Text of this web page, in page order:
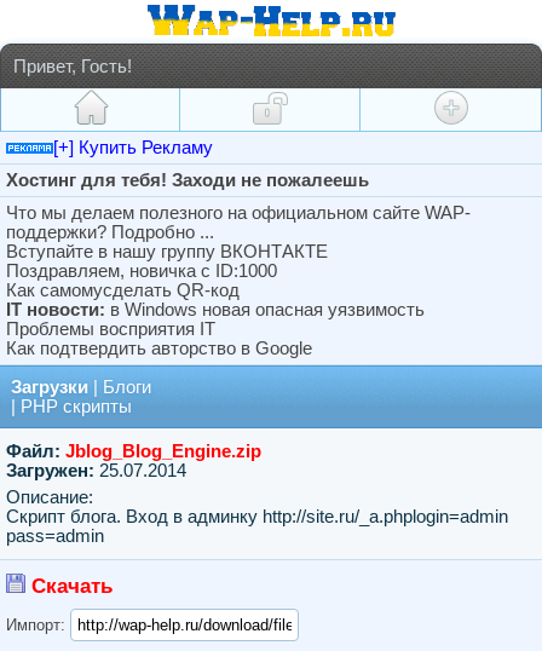
Привет, Гость!
[+] Купить Рекламу
Хостинг для тебя! Заходи не пожалеешь
Что мы делаем полезного на официальном сайте WAP-
поддержки? Подробно ...
Вступайте в нашу группу ВКОНТАКТЕ
Поздравляем, новичка с ID:1000
Как самомусделать QR-код
IT новости: в Windows новая опасная уязвимость
Проблемы восприятия IT
Как подтвердить авторство в Google
Загрузки
Блоги
PHP скрипты
Файл: Jblog_Blog_Engine.zip
Загружен: 25.07.2014
Описание:
Скрипт блога. Вход в админку http://site.ru/_a.phplogin=admin
pass=admin
Скачать
Импорт: